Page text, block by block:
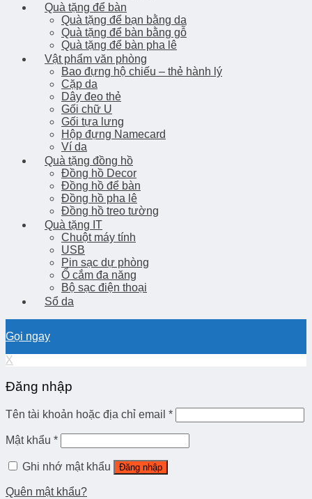
Quà tặng để bàn
Quà tặng để bạn bằng da
Quà tặng để bàn bằng gỗ
Quà tặng để bàn pha lê
Vật phẩm văn phòng
Bao đựng hộ chiếu – thẻ hành lý
Cặp da
Dây đeo thẻ
Gối chữ U
Gối tựa lưng
Hộp đựng Namecard
Ví da
Quà tặng đồng hồ
Đồng hồ Decor
Đồng hồ để bàn
Đồng hồ pha lê
Đồng hồ treo tường
Quà tặng IT
Chuột máy tính
USB
Pin sạc dự phòng
Ổ cắm đa năng
Bộ sạc điện thoại
Sổ da
Gọi ngay
X
Đăng nhập
Tên tài khoản hoặc địa chỉ email *
Mật khẩu *
Ghi nhớ mật khẩu Đăng nhập
Quên mật khẩu?